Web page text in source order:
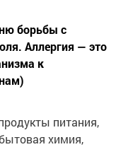
борьбы с
Аллергия — это
к
питания,
химия,